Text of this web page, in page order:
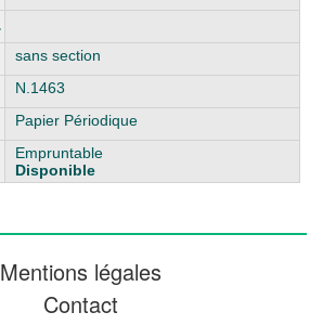
sans section
N.1463
Papier Périodique
Empruntable
Disponible
Mentions légales
Contact